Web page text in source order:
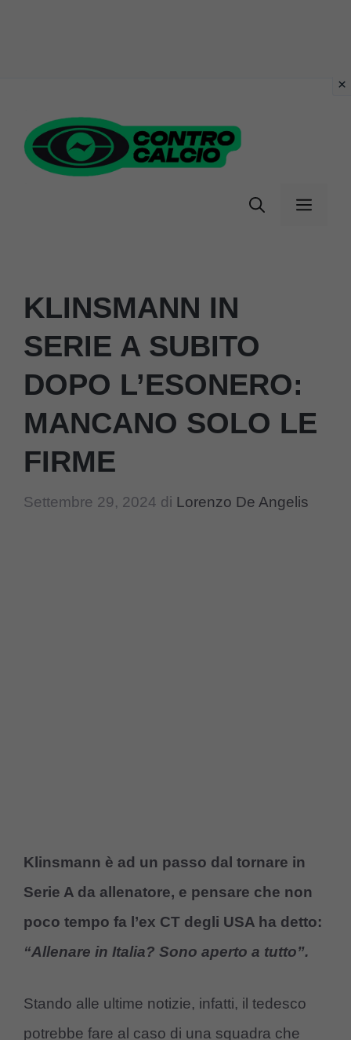
contenuto
Menu
KLINSMANN IN
SERIE A SUBITO
DOPO L’ESONERO:
MANCANO SOLO LE
FIRME
Settembre 29, 2024 di Lorenzo De Angelis
Klinsmann è ad un passo dal tornare in
Serie A da allenatore, e pensare che non
poco tempo fa l’ex CT degli USA ha detto:
“Allenare in Italia? Sono aperto a tutto”.
Stando alle ultime notizie, infatti, il tedesco
potrebbe fare al caso di una squadra che